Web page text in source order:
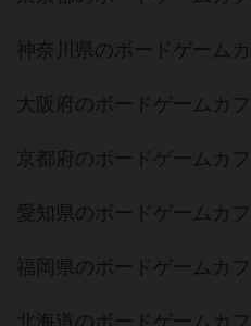
神奈川県のボードゲーム
大阪府のボードゲームカ
京都府のボードゲームカ
愛知県のボードゲームカフ
福岡県のボードゲームカフ
北海道のボードゲームカ